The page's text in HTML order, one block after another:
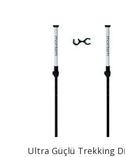
Ultra Güçlü Trekking